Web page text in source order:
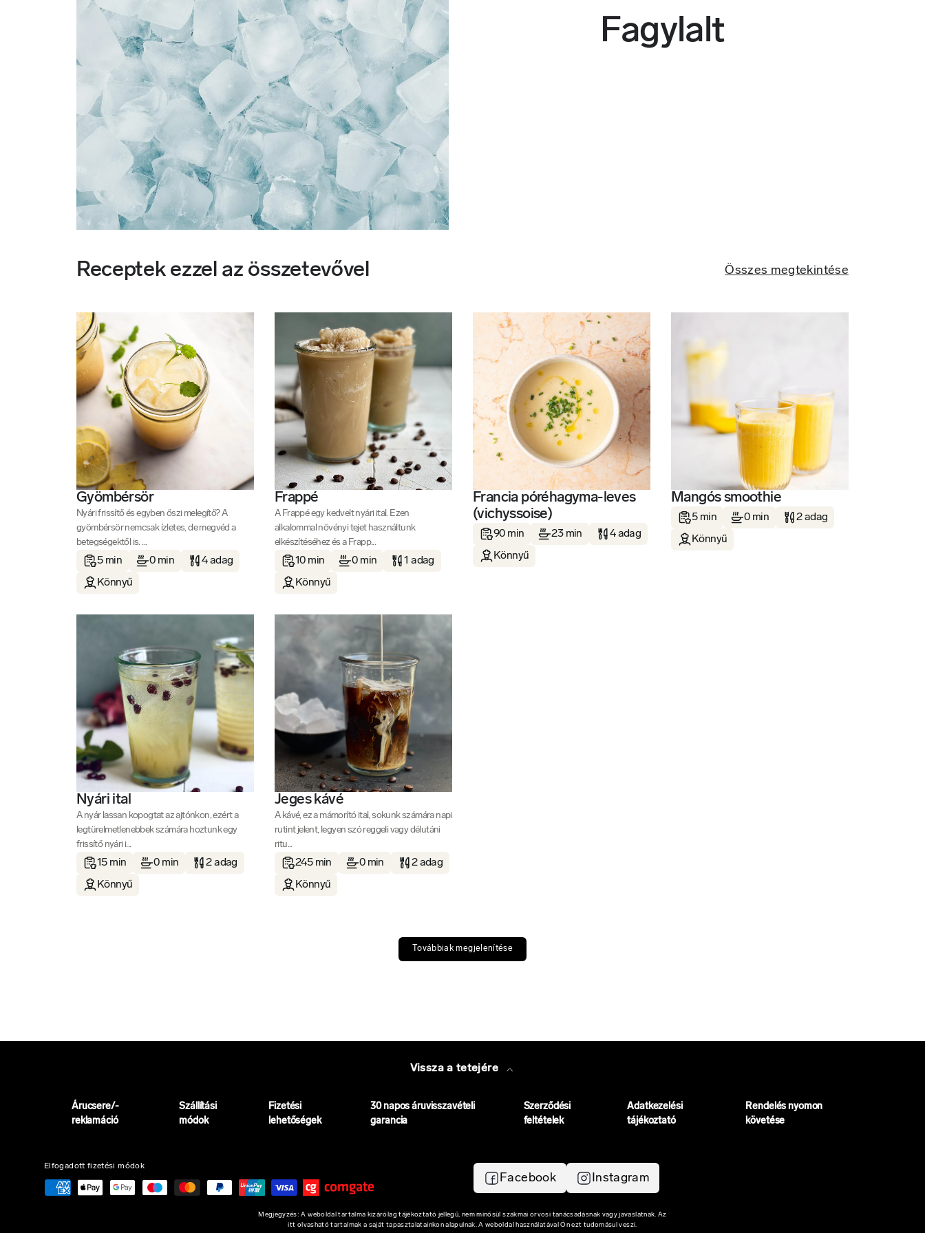
Fagylalt
Receptek ezzel az összetevővel Összes megtekintése
Gyömbérsör
Nyári frissítő és egyben őszi melegítő? A
gyömbérsör nemcsak ízletes, de megvéd a
betegségektől is. ...
5 min 0 min
4 adag
Könnyű
Frappé
A Frappé egy kedvelt nyári ital. Ezen
alkalommal növényi tejet használtunk
elkészítéséhez és a Frapp...
10 min 0 min
1 adag
Könnyű
Francia póréhagyma-leves
(vichyssoise)
90 min 23 min
4 adag
Könnyű
Mangós smoothie
5 min 0 min
2 adag
Könnyű
Nyári ital
A nyár lassan kopogtat az ajtónkon, ezért a
legtürelmetlenebbek számára hoztunk egy
frissítő nyári i...
15 min 0 min
2 adag
Könnyű
Jeges kávé
A kávé, ez a mámorító ital, sokunk számára napi
rutint jelent, legyen szó reggeli vagy délutáni
ritu...
245 min 0 min
2 adag
Könnyű
Továbbiak megjelenítése
Vissza a tetejére
Árucsere/-
reklamáció
Szállítási
módok
Fizetési
lehetőségek
30 napos áruvisszavételi
garancia
Szerződési
feltételek
Adatkezelési
tájékoztató
Rendelés nyomon
követése
Elfogadott fizetési módok
Facebook Instagram
Megjegyzés: A weboldal tartalma kizárólag tájékoztató jellegű, nem minősül szakmai orvosi tanácsadásnak vagy javaslatnak. Az
itt olvasható tartalmak a saját tapasztalatainkon alapulnak. A weboldal használatával Ön ezt tudomásul veszi.